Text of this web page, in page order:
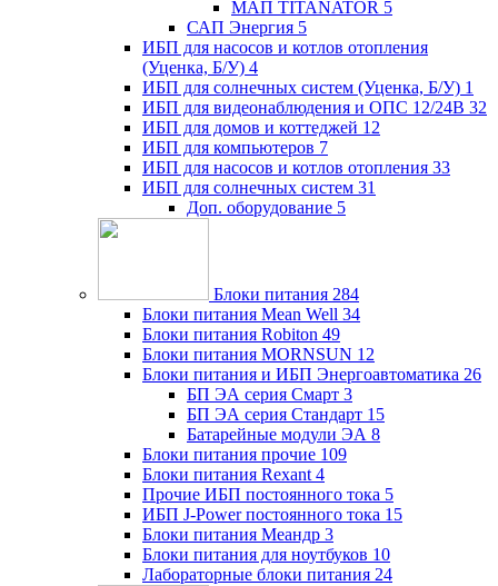
МАП TITANATOR 5
САП Энергия 5
ИБП для насосов и котлов отопления
(Уценка, Б/У) 4
ИБП для солнечных систем (Уценка, Б/У) 1
ИБП для видеонаблюдения и ОПС 12/24В 32
ИБП для домов и коттеджей 12
ИБП для компьютеров 7
ИБП для насосов и котлов отопления 33
ИБП для солнечных систем 31
Доп. оборудование 5
Блоки питания 284
Блоки питания Mean Well 34
Блоки питания Robiton 49
Блоки питания MORNSUN 12
Блоки питания и ИБП Энергоавтоматика 26
БП ЭА серия Смарт 3
БП ЭА серия Стандарт 15
Батарейные модули ЭА 8
Блоки питания прочие 109
Блоки питания Rexant 4
Прочие ИБП постоянного тока 5
ИБП J-Power постоянного тока 15
Блоки питания Меандр 3
Блоки питания для ноутбуков 10
Лабораторные блоки питания 24